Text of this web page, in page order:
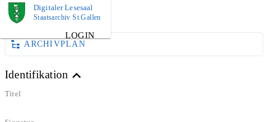
Digitaler Lesesaal
Staatsarchiv St.Gallen
LOGIN
DOKUMENT
ARCHIVPLAN
Identifikation
Titel